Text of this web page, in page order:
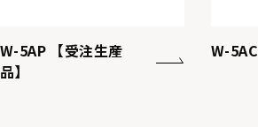
W-5AP 【受注生産
品】
W-